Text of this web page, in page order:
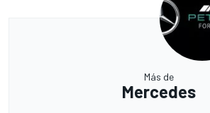
Más de
Mercedes